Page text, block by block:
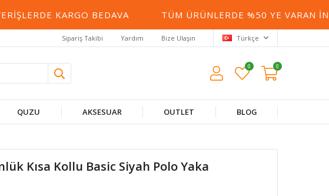
KARGO BEDAVA TÜM ÜRÜNLERDE %50 YE VARAN
Sipariş Takibi Yardım Bize Ulaşın Türkçe
0 0
QUZU AKSESUAR OUTLET BLOG
Kısa Kollu Basic Siyah Polo Yaka